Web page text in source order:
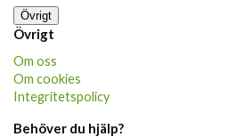
Övrigt
Övrigt
Om oss
Om cookies
Integritetspolicy
Behöver du hjälp?